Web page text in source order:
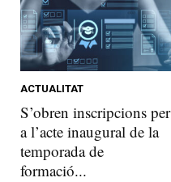
ACTUALITAT
S’obren inscripcions per
a l’acte inaugural de la
temporada de
formació...